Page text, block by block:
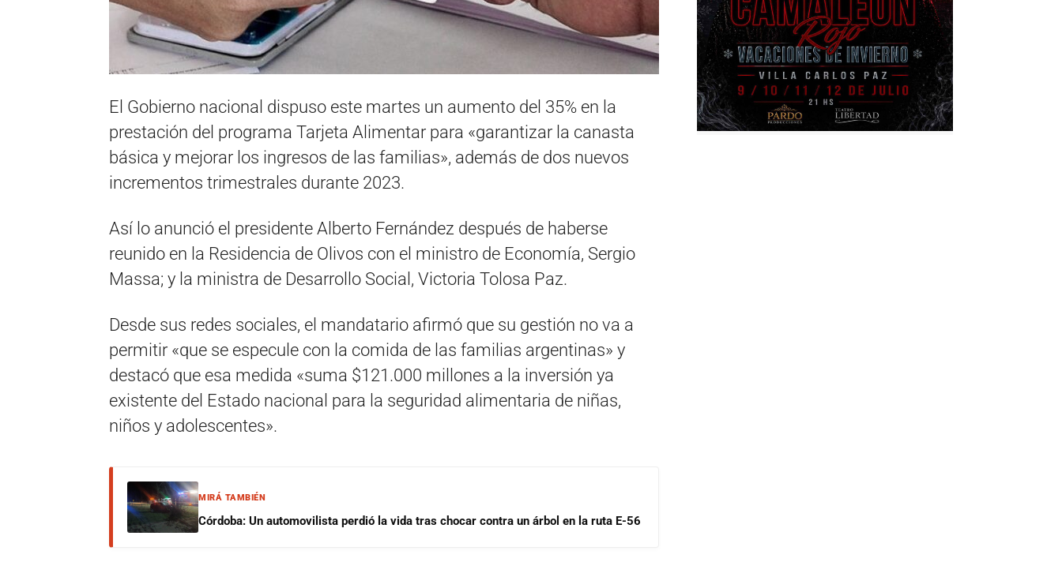
El Gobierno nacional dispuso este martes un aumento del 35% en la
prestación del programa Tarjeta Alimentar para «garantizar la canasta
básica y mejorar los ingresos de las familias», además de dos nuevos
incrementos trimestrales durante 2023.
Así lo anunció el presidente Alberto Fernández después de haberse
reunido en la Residencia de Olivos con el ministro de Economía, Sergio
Massa; y la ministra de Desarrollo Social, Victoria Tolosa Paz.
Desde sus redes sociales, el mandatario afirmó que su gestión no va a
permitir «que se especule con la comida de las familias argentinas» y
destacó que esa medida «suma $121.000 millones a la inversión ya
existente del Estado nacional para la seguridad alimentaria de niñas,
niños y adolescentes».
MIRÁ TAMBIÉN
Córdoba: Un automovilista perdió la vida tras chocar contra un árbol en la ruta E-56